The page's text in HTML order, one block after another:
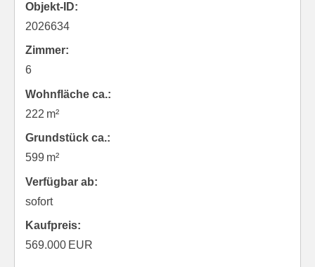
Objekt-ID:
2026634
Zimmer:
6
Wohnfläche ca.:
222 m²
Grund­stück ca.:
599 m²
Verfügbar ab:
sofort
Kaufpreis:
569.000 EUR